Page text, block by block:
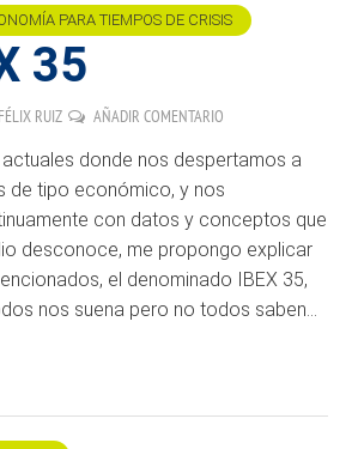
PARA TIEMPOS DE CRISIS
35
FÉLIX RUIZ AÑADIR COMENTARIO
donde nos despertamos a
de tipo económico, y nos
con datos y conceptos que
desconoce, me propongo explicar
el denominado IBEX 35,
nos suena pero no todos saben...